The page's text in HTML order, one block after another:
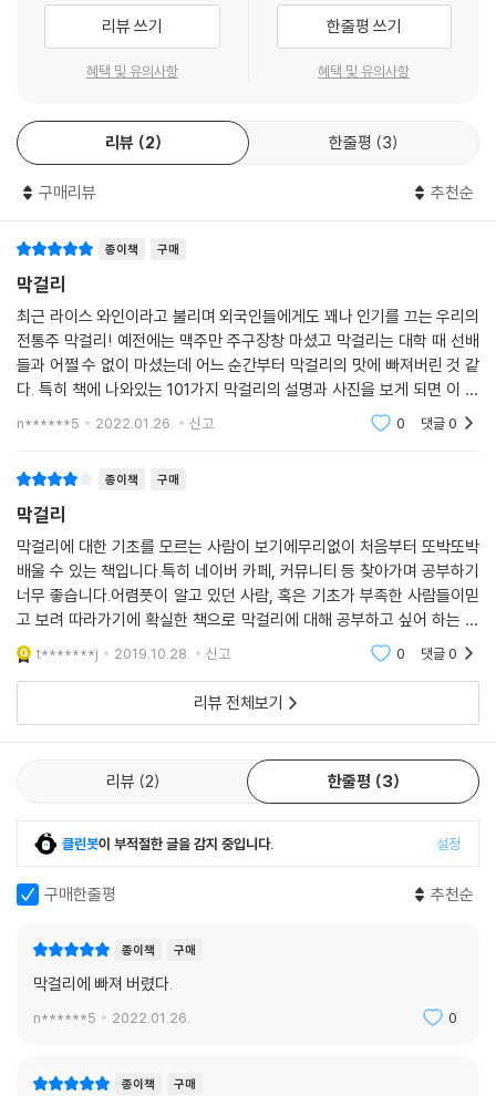
『와인 수첩』 『사케 수첩』 『전통주 수첩』 『커피 수첩』 『위스키 수첩』 『막걸
리 수첩』 『차 수첩』 『칵테일 수첩』에 이어 식음료에 대한 최근 독자들이 필
요로 한 정보를 한눈에 볼 수 있게 구성했다는 장점이 있다.
*육미도는 필자가 직접 그 지역에 찾아가 먹어보고 기록한 것으로, 이 책
에서는 눈으로 먼저 보는 색과 향, 청량감(탄산 정도), 단맛, 신맛 그리고
목넘김의 끝맛으로 육감 정도를 정리 했다. 0에서부터 5까지 그 정도가 강
할수록 숫자가 높아지며, 여섯 가지 감각은 색으로부터 시작하여 시계 방
**‘구르메(gourmet)는 프랑스어로 요리나 술맛에 정통한 사람, 미식가
를 의미합니다.’
리뷰 쓰기
혜택 및 유의사항
한줄평 쓰기
혜택 및 유의사항
리뷰 2 한줄평 3
구매리뷰 추천순
종이책 구매
막걸리
최근 라이스 와인이라고 불리며 외국인들에게도 꽤나 인기를 끄는 우리의
전통주 막걸리! 예전에는 맥주만 주구장창 마셨고 막걸리는 대학 때 선배
들과 어쩔 수 없이 마셨는데 어느 순간부터 막걸리의 맛에 빠져버린 것 같
다. 특히 책에 나와있는 101가지 막걸리의 설명과 사진을 보게 되면 이 늦
은 밤에도 막걸리 한 잔이 생각나며 입맛을 다지게 된다. 과연 내가 죽기 전
n******5 2022.01.26. 신고 0 댓글0
종이책 구매
막걸리
막걸리에 대한 기초를 모르는 사람이 보기에무리없이 처음부터 또박또박
배울 수 있는 책입니다.특히 네이버 카페, 커뮤니티 등 찾아가며 공부하기
너무 좋습니다.어렴풋이 알고 있던 사람, 혹은 기초가 부족한 사람들이믿
고 보려 따라가기에 확실한 책으로 막걸리에 대해 공부하고 싶어 하는 분
들꼐 추천합니다.교육용으로 접하게 됐다가제가 더 흥미를 느꼈으며,이글
저글 찾아가며 차근
t*******j 2019.10.28. 신고 0 댓글0
리뷰 전체보기
리뷰 2 한줄평 3
클린봇이 부적절한 글을 감지 중입니다. 설정
구매한줄평 추천순
종이책 구매
막걸리에 빠져 버렸다.
n******5 2022.01.26. 0
종이책 구매